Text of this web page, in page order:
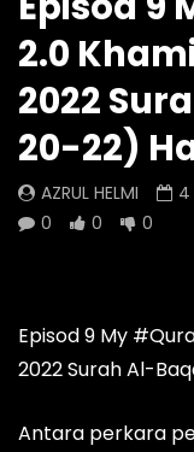
Episod 1334 My
2.0
AZRUL HELMI
9 HOURS AGO -
0
0 0
2.0
2022
20-22)
AZRUL HELMI 4
0
0 0
Episod 9 My
2022 Surah Al-
Antara perkara